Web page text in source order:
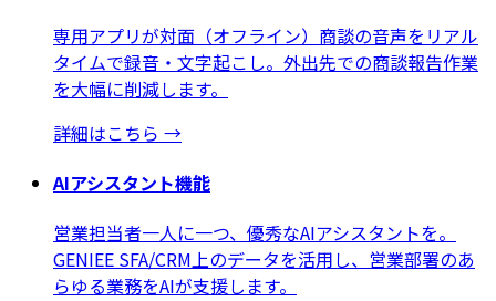
専用アプリが対面（オフライン）商談の音声をリアル
タイムで録音・文字起こし。外出先での商談報告作業
を大幅に削減します。
詳細はこちら →
AIアシスタント機能
営業担当者一人に一つ、優秀なAIアシスタントを。
GENIEE SFA/CRM上のデータを活用し、営業部署のあ
らゆる業務をAIが支援します。